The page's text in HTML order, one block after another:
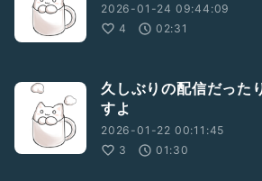
2026-01-24 09:44:09
4
02:31
久しぶりの配信だった
すよ
2026-01-22 00:11:45
3
01:30